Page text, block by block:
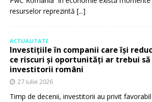
resurselor reprezintă [...]
ACTUALITATE
Investițiile în companii care își
ce riscuri și oportunități ar trebui să
investitorii români
27 iulie 2026
Timp de decenii, investitorii au privit